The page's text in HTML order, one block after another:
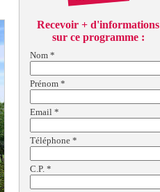
Recevoir + d'informations
sur ce programme :
Nom *
Prénom *
Email *
Téléphone *
C.P. *